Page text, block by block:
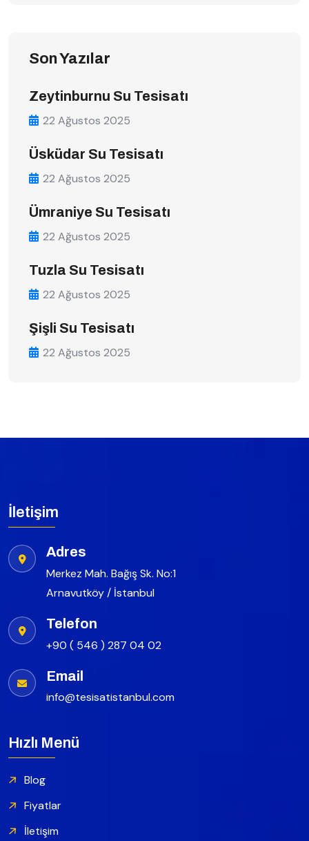
Son Yazılar
Zeytinburnu Su Tesisatı
22 Ağustos 2025
Üsküdar Su Tesisatı
22 Ağustos 2025
Ümraniye Su Tesisatı
22 Ağustos 2025
Tuzla Su Tesisatı
22 Ağustos 2025
Şişli Su Tesisatı
22 Ağustos 2025
İletişim
Adres
Merkez Mah. Bağış Sk. No:1
Arnavutköy / İstanbul
Telefon
+90 ( 546 ) 287 04 02
Email
info@tesisatistanbul.com
Hızlı Menü
Blog
Fiyatlar
İletişim